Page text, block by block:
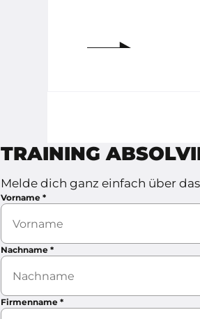
TRAINING
Melde dich ganz einfach über
Vorname *
Nachname *
Firmenname *